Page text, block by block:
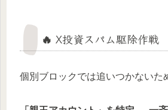
🔥 X投資スパム駆除作戦
個別ブロックでは追いつかないた